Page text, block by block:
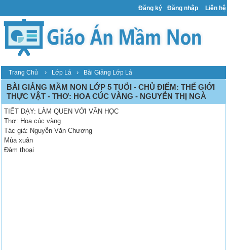
Đăng ký Đăng nhập Liên hệ
Trang Chủ › Lớp Lá › Bài Giảng Lớp Lá
BÀI GIẢNG MẦM NON LỚP 5 TUỔI - CHỦ ĐIỂM: THẾ GIỚI
THỰC VẬT - THƠ: HOA CÚC VÀNG - NGUYỄN THỊ NGÀ
TIẾT DẠY: LÀM QUEN VỚI VĂN HỌC
Thơ: Hoa cúc vàng
Tác giả: Nguyễn Văn Chương
Mùa xuân
Đàm thoại